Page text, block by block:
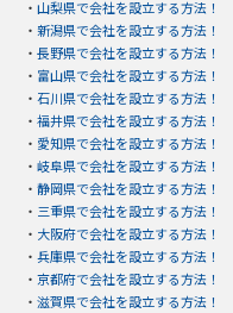
・ 山梨県で会社を設立する方法！
・ 新潟県で会社を設立する方法！
・ 長野県で会社を設立する方法！
・ 富山県で会社を設立する方法！
・ 石川県で会社を設立する方法！
・ 福井県で会社を設立する方法！
・ 愛知県で会社を設立する方法！
・ 岐阜県で会社を設立する方法！
・ 静岡県で会社を設立する方法！
・ 三重県で会社を設立する方法！
・ 大阪府で会社を設立する方法！
・ 兵庫県で会社を設立する方法！
・ 京都府で会社を設立する方法！
・ 滋賀県で会社を設立する方法！